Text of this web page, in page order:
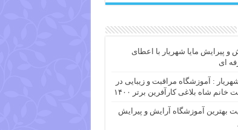
و پیرایش مایا شهریار با اعطای
ای
: آموزشگاه مراقبت و زیبایی در
خانم شاه بلاغی کارآفرین برتر ۱۴۰۰
بهترین آموزشگاه آرایش و پیرایش